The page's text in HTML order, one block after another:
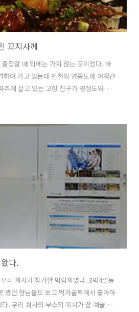
꼬지사께
장갈 때 외에는 가지 않는 곳이었다. 하
하여 가고 있는데 인천의 영종도에 여행간
주에 살고 있는 고향 친구가 영정도와 오
천에 지인 결혼식으로 온 김에 영정도에
료를 지불하며 건너는 엄청 큰 다리에서
녀바위해수욕장에 들러서 바다를 보며
처의 음식점에서 저녁을 먹기 위해 꼬지
계란 후라이와 헛개차가 나왔다. 헛개차는
헛개차 덕분에 다음 날도 별 지장 없이 잘
다.
리 회사가 참가한 박람회였다. 3박4일동
봤던 형님들도 보고 먹자골목에서 좋아하
. 우리 회사의 부스의 위치가 참 예술이